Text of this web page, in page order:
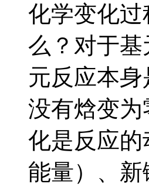
化学变化
么？对于
元反应本
没有焓变
化是反应
能量）、新